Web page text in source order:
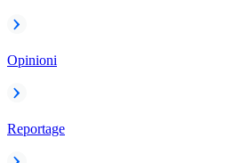
Opinioni
Reportage